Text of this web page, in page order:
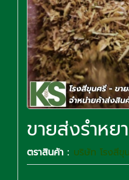
ขายส่งรำหย
ตราสินค้า : บริษัท โรงสีขุ